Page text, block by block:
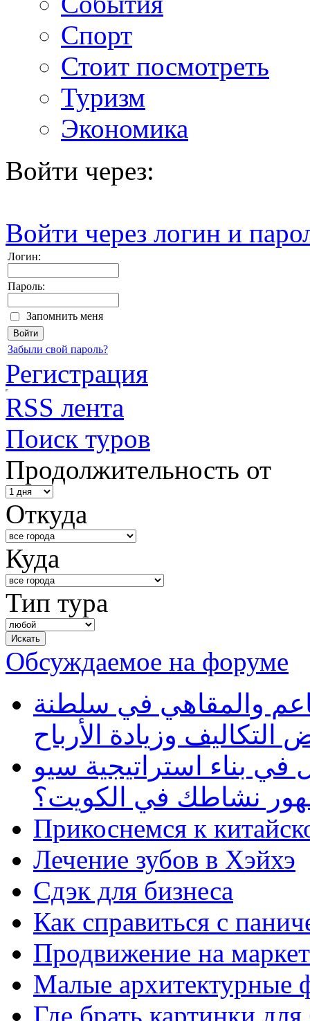
Спорт
Стоит посмотреть
Туризм
Экономика
Войти через:
Войти через логин и
Логин:
Пароль:
Запомнить меня
Забыли свой пароль?
Регистрация
RSS лента
Поиск туров
Продолжительность от
Откуда
Куда
Тип тура
Обсуждаемое на форуме
والمقاهي في سلطنة
وزيادة الأرباح
بناء استراتيجية سيو
نشاطك في الكويت؟
Прикоснемся к
Лечение зубов в Хэйхэ
Сдэк для бизнеса
Как справиться с
Продвижение на
Малые архитектурные
Где брать картинки